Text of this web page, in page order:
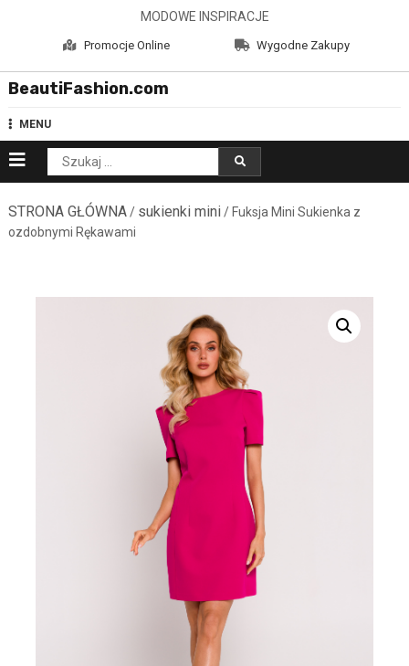
MODOWE INSPIRACJE
Promocje Online Wygodne Zakupy
BeautiFashion.com
MENU
Szukaj:
STRONA GŁÓWNA/ sukienki mini/ Fuksja Mini Sukienka z
ozdobnymi Rękawami